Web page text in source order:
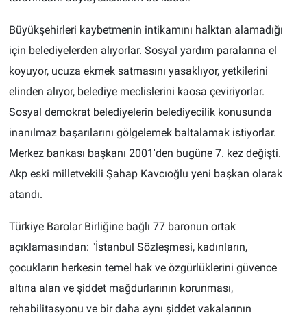
Büyükşehirleri kaybetmenin intikamını halktan alamadığı
için belediyelerden alıyorlar. Sosyal yardım paralarına el
koyuyor, ucuza ekmek satmasını yasaklıyor, yetkilerini
elinden alıyor, belediye meclislerini kaosa çeviriyorlar.
Sosyal demokrat belediyelerin belediyecilik konusunda
inanılmaz başarılarını gölgelemek baltalamak istiyorlar.
Merkez bankası başkanı 2001'den bugüne 7. kez değişti.
Akp eski milletvekili Şahap Kavcıoğlu yeni başkan olarak
atandı.
Türkiye Barolar Birliğine bağlı 77 baronun ortak
açıklamasından: "İstanbul Sözleşmesi, kadınların,
çocukların herkesin temel hak ve özgürlüklerini güvence
altına alan ve şiddet mağdurlarının korunması,
rehabilitasyonu ve bir daha aynı şiddet vakalarının